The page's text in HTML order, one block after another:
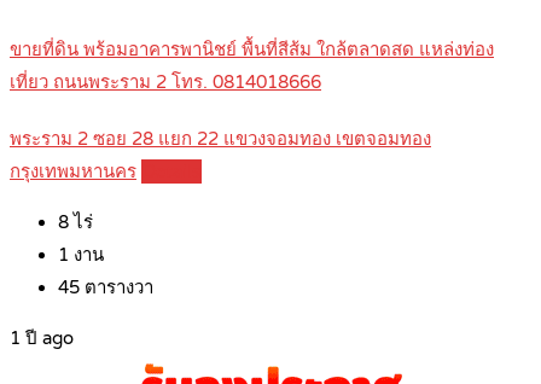
ขายที่ดิน พร้อมอาคารพานิชย์ พื้นที่สีส้ม ใกล้ตลาดสด แหล่งท่อง
เที่ยว ถนนพระราม 2 โทร. 0814018666
พระราม 2 ซอย 28 แยก 22 แขวงจอมทอง เขตจอมทอง
กรุงเทพมหานคร
8ไร่
1 งาน
45 ตารางวา
1 ปี ago